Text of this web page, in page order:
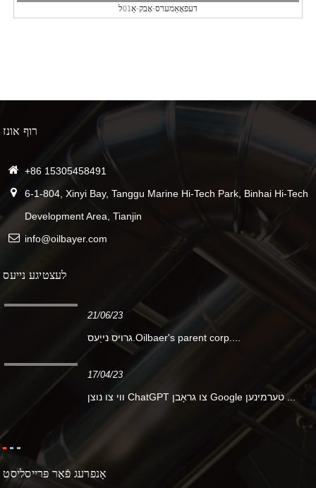
דעפאָאַמערס-אָבק-אַ01ל
רוף אונז
+86 15305458491
6-1-804, Xinyi Bay, Tanggu Marine Hi-Tech Park, Binhai Hi-Tech
Development Area, Tianjin
info@oilbayer.com
לעצטיגע נייעס
21/06/23
גרויס נייַעס.Oilbaer's parent corp....
17/04/23
ווי צו נוצן ChatGPT צו גראָבן Google טערמינען ...
אָנפרעג פֿאַר פּרייסליסט